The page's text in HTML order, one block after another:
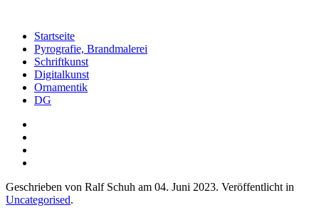
Startseite
Pyrografie, Brandmalerei
Schriftkunst
Digitalkunst
Ornamentik
DG
Geschrieben von Ralf Schuh am 04. Juni 2023. Veröffentlicht in
Uncategorised.